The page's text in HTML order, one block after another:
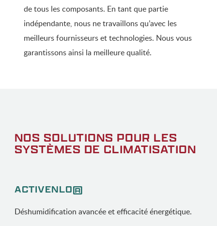
de tous les composants. En tant que partie
indépendante, nous ne travaillons qu’avec les
meilleurs fournisseurs et technologies. Nous vous
garantissons ainsi la meilleure qualité.
NOS SOLUTIONS POUR LES
SYSTÈMES DE CLIMATISATION
ACTIVENLO®
Déshumidification avancée et efficacité énergétique.